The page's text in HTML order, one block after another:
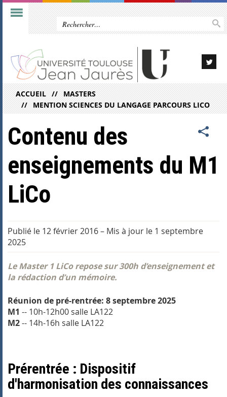
ACCUEIL
MASTERS
MENTION SCIENCES DU LANGAGE PARCOURS LICO
Contenu des
enseignements du M1
LiCo
Publié le 12 février 2016– Mis à jour le 1 septembre
2025
Le Master 1 LiCo repose sur 300h d’enseignement et
la rédaction d’un mémoire.
Réunion de pré-rentrée: 8 septembre 2025
M1 -- 10h-12h00 salle LA122
M2-- 14h-16h salle LA122
Prérentrée : Dispositif
d'harmonisation des connaissances